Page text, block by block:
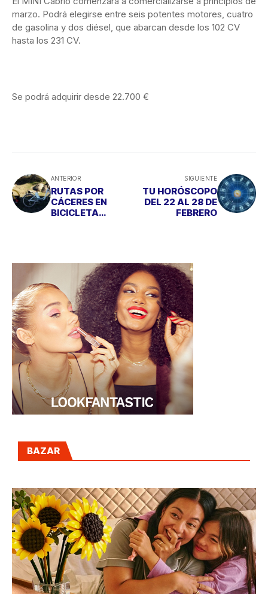
marzo. Podrá elegirse entre seis potentes motores, cuatro
de gasolina y dos diésel, que abarcan desde los 102 CV
hasta los 231 CV.
Se podrá adquirir desde 22.700 €
ANTERIOR
RUTAS POR
CÁCERES EN
BICICLETA
SIGUIENTE
TU HORÓSCOPO
DEL 22 AL 28 DE
FEBRERO
BAZAR